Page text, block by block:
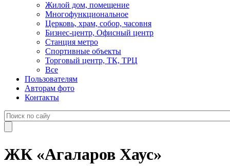
Жилой дом, помещение
Многофункциональное
Церковь, храм, собор, часовня
Бизнес-центр, Офисный центр
Станция метро
Спортивные объекты
Торговый центр, ТК, ТРЦ
Все
Пользователям
Авторам фото
Контакты
ЖК «Агаларов Хаус»